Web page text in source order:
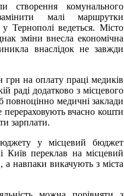
створення комунального
малі маршрутки
Тернополі ведеться. Місто
зміни внесла економічна
внаслідок не завжди
на оплату праці медиків
раді додатково з місцевого
медичні заклади
вчасно кошти
зарплати.
у місцевий бюджет
Київ переклав на місцевий
навпаки викачують з міста